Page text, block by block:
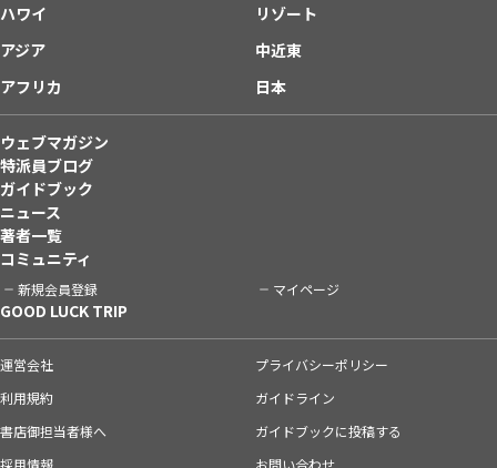
ハワイ
リゾート
アジア
中近東
アフリカ
日本
ウェブマガジン
特派員ブログ
ガイドブック
ニュース
著者一覧
コミュニティ
新規会員登録 マイページ
GOOD LUCK TRIP
運営会社
プライバシーポリシー
利用規約
ガイドライン
書店御担当者様へ
ガイドブックに投稿する
採用情報
お問い合わせ